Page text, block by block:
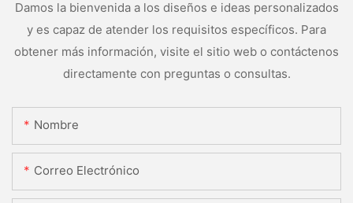
Damos la bienvenida a los diseños e ideas personalizados
y es capaz de atender los requisitos específicos. Para
obtener más información, visite el sitio web o contáctenos
directamente con preguntas o consultas.
Nombre
Correo Electrónico